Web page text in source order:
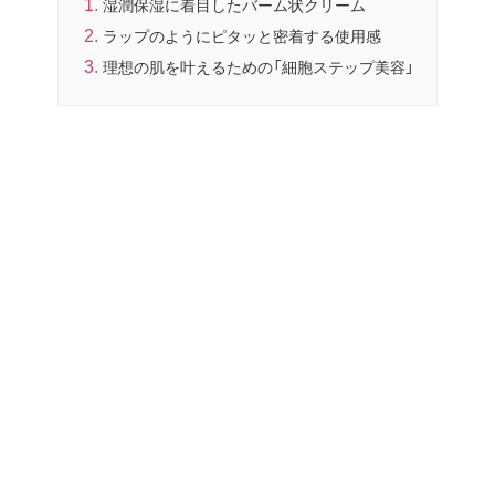
ラップのようにピタッと密着する使用感
理想の肌を叶えるための「細胞ステップ美容」